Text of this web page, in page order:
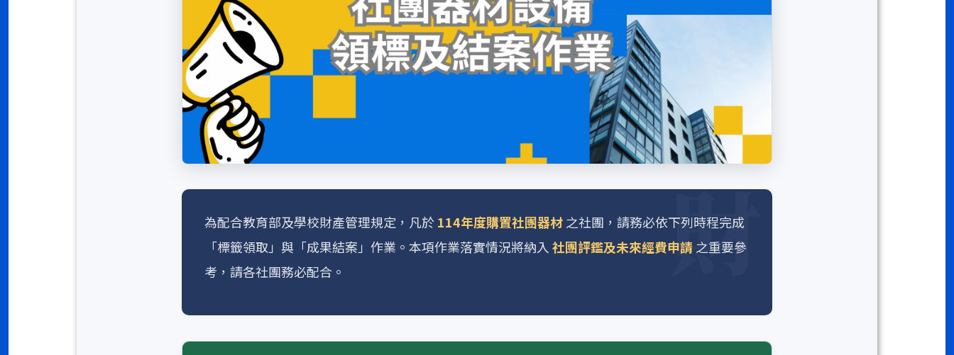
為配合教育部及學校財產管理規定，凡於114年度購置社團器材之社團，請務必依下列時程完成
「標籤領取」與「成果結案」作業。本項作業落實情況將納入 社團評鑑及未來經費申請之重要參
考，請各社團務必配合。